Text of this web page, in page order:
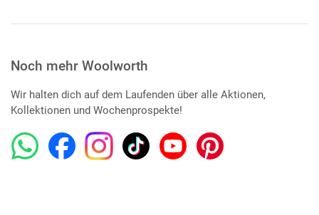
Noch mehr Woolworth
Wir halten dich auf dem Laufenden über alle Aktionen,
Kollektionen und Wochenprospekte!